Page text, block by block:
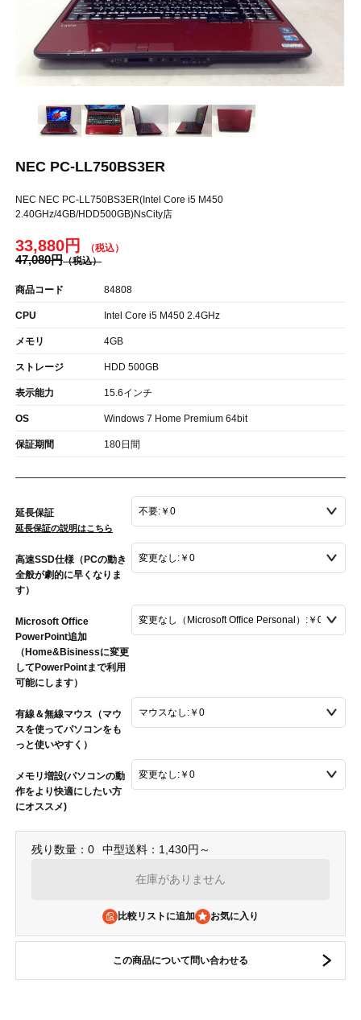
NEC PC-LL750BS3ER
NEC NEC PC-LL750BS3ER(Intel Core i5 M450
2.40GHz/4GB/HDD500GB)NsCity店
33,880円
47,080円
商品コード 84808
CPU Intel Core i5 M450 2.4GHz
メモリ 4GB
ストレージ HDD 500GB
表示能力 15.6インチ
OS Windows 7 Home Premium 64bit
保証期間 180日間
延長保証
延長保証の説明はこちら
高速SSD仕様（PCの動き
全般が劇的に早くなりま
す）
Microsoft Office
PowerPoint追加
（Home&Bisinessに変更
してPowerPointまで利用
可能にします）
有線＆無線マウス（マウ
スを使ってパソコンをも
っと使いやすく）
メモリ増設(パソコンの動
作をより快適にしたい方
にオススメ)
残り数量：0 中型送料：1,430円～
在庫がありません
比較リストに追加
この商品について問い合わせる